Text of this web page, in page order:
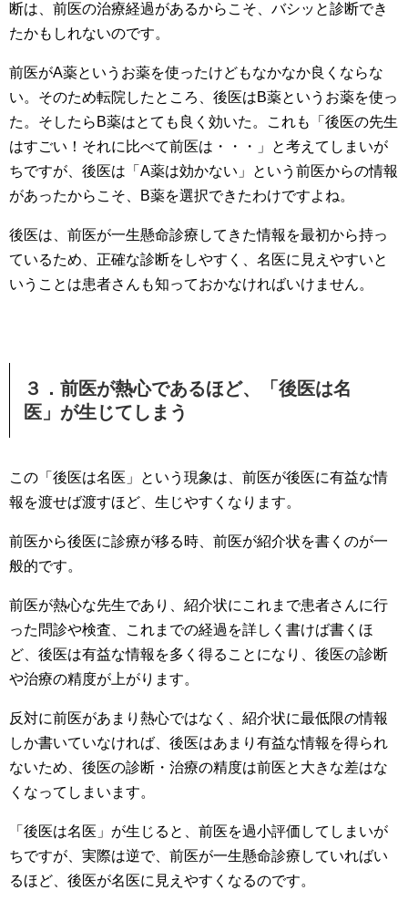
断は、前医の治療経過があるからこそ、バシッと診断でき
たかもしれないのです。
前医がA薬というお薬を使ったけどもなかなか良くならな
い。そのため転院したところ、後医はB薬というお薬を使っ
た。そしたらB薬はとても良く効いた。これも「後医の先生
はすごい！それに比べて前医は・・・」と考えてしまいが
ちですが、後医は「A薬は効かない」という前医からの情報
があったからこそ、B薬を選択できたわけですよね。
後医は、前医が一生懸命診療してきた情報を最初から持っ
ているため、正確な診断をしやすく、名医に見えやすいと
いうことは患者さんも知っておかなければいけません。
３．前医が熱心であるほど、「後医は名
医」が生じてしまう
この「後医は名医」という現象は、前医が後医に有益な情
報を渡せば渡すほど、生じやすくなります。
前医から後医に診療が移る時、前医が紹介状を書くのが一
般的です。
前医が熱心な先生であり、紹介状にこれまで患者さんに行
った問診や検査、これまでの経過を詳しく書けば書くほ
ど、後医は有益な情報を多く得ることになり、後医の診断
や治療の精度が上がります。
反対に前医があまり熱心ではなく、紹介状に最低限の情報
しか書いていなければ、後医はあまり有益な情報を得られ
ないため、後医の診断・治療の精度は前医と大きな差はな
くなってしまいます。
「後医は名医」が生じると、前医を過小評価してしまいが
ちですが、実際は逆で、前医が一生懸命診療していればい
るほど、後医が名医に見えやすくなるのです。